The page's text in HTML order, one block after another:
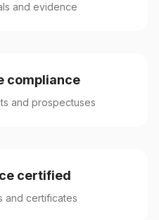
and evidence
compliance
and prospectuses
certified
and certificates